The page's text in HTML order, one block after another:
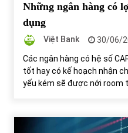
Những ngân hàng có
dụng
Việt Bank
30/06/
Các ngân hàng có hệ số
tốt hay có kế hoạch nhận
yếu kém sẽ được nới room